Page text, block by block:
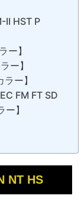
II HST P
ー】
ー】
ー】
FM FT SD
】
NT HS